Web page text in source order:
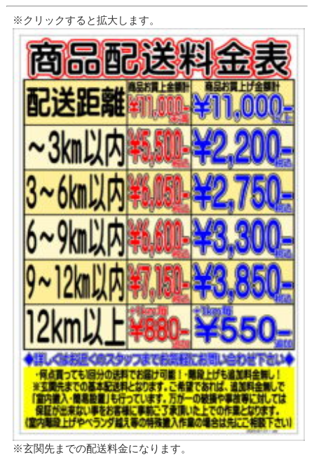
※クリックすると拡大します。
※玄関先までの配送料金になります。